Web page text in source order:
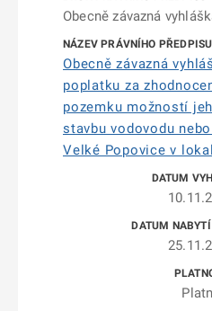
Obecně závazná
Obecně závazná
poplatku za
pozemku možností
stavbu vodovodu
Velké Popovice v